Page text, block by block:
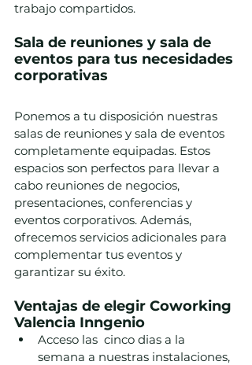
trabajo compartidos.
Sala de reuniones y sala de
eventos para tus necesidades
corporativas
Ponemos a tu disposición nuestras
salas de reuniones y sala de eventos
completamente equipadas. Estos
espacios son perfectos para llevar a
cabo reuniones de negocios,
presentaciones, conferencias y
eventos corporativos. Además,
ofrecemos servicios adicionales para
complementar tus eventos y
garantizar su éxito.
Ventajas de elegir Coworking
Valencia Inngenio
Acceso las  cinco dias a la
semana a nuestras instalaciones,